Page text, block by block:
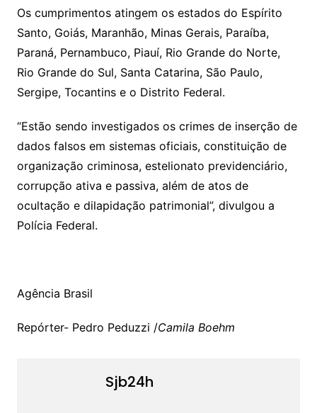
Os cumprimentos atingem os estados do Espírito
Santo, Goiás, Maranhão, Minas Gerais, Paraíba,
Paraná, Pernambuco, Piauí, Rio Grande do Norte,
Rio Grande do Sul, Santa Catarina, São Paulo,
Sergipe, Tocantins e o Distrito Federal.
“Estão sendo investigados os crimes de inserção de
dados falsos em sistemas oficiais, constituição de
organização criminosa, estelionato previdenciário,
corrupção ativa e passiva, além de atos de
ocultação e dilapidação patrimonial”, divulgou a
Polícia Federal.
Agência Brasil
Repórter- Pedro Peduzzi /Camila Boehm
Sjb24h